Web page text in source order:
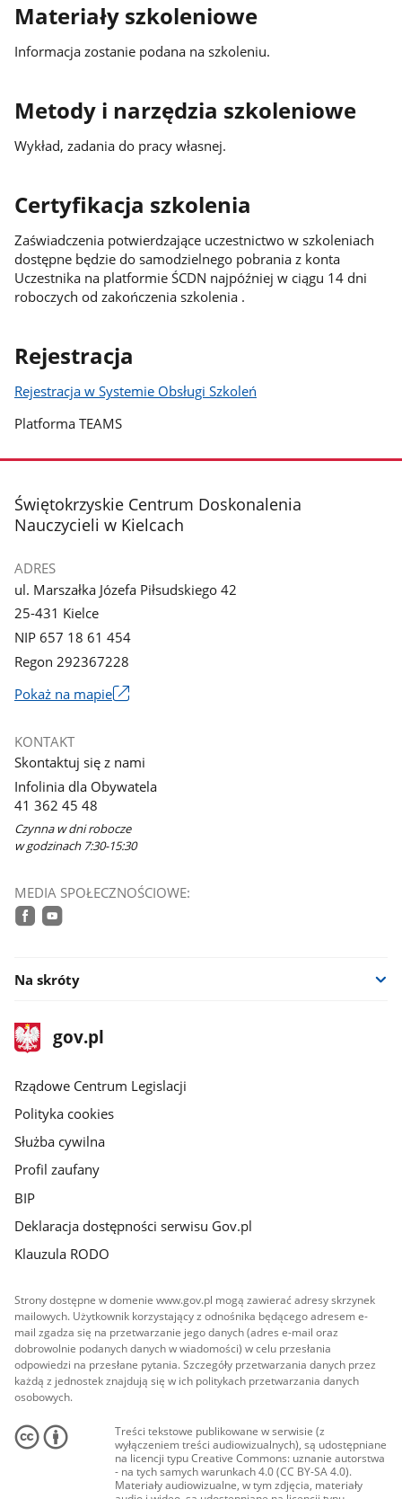
Materiały szkoleniowe
Informacja zostanie podana na szkoleniu.
Metody i narzędzia szkoleniowe
Wykład, zadania do pracy własnej.
Certyfikacja szkolenia
Zaświadczenia potwierdzające uczestnictwo w szkoleniach
dostępne będzie do samodzielnego pobrania z konta
Uczestnika na platformie ŚCDN najpóźniej w ciągu 14 dni
roboczych od zakończenia szkolenia .
Rejestracja
Rejestracja w Systemie Obsługi Szkoleń
Platforma TEAMS
stopka
Świętokrzyskie Centrum Doskonalenia
Nauczycieli w Kielcach
ADRES
ul. Marszałka Józefa Piłsudskiego 42
25-431 Kielce
NIP 657 18 61 454
Regon 292367228
Pokaż na mapieLink
nowym
oknie
KONTAKT
Skontaktuj się z nami
Infolinia dla Obywatela
41 362 45 48
Czynna w dni robocze
w godzinach 7:30-15:30
MEDIA SPOŁECZNOŚCIOWE:
Na skróty
stopka
gov.plStrona
gov.pl
Rządowe Centrum Legislacji
Polityka cookies
Służba cywilna
Profil zaufany
BIP
Deklaracja dostępności serwisu Gov.pl
Klauzula RODO
Strony dostępne w domenie www.gov.pl mogą zawierać adresy skrzynek
mailowych. Użytkownik korzystający z odnośnika będącego adresem e-
mail zgadza się na przetwarzanie jego danych (adres e-mail oraz
dobrowolnie podanych danych w wiadomości) w celu przesłania
odpowiedzi na przesłane pytania. Szczegóły przetwarzania danych przez
każdą z jednostek znajdują się w ich politykach przetwarzania danych
osobowych.
Treści tekstowe publikowane w serwisie (z
wyłączeniem treści audiowizualnych), są udostępniane
na licencji typu Creative Commons: uznanie autorstwa
- na tych samych warunkach 4.0 (CC BY-SA 4.0).
Materiały audiowizualne, w tym zdjęcia, materiały